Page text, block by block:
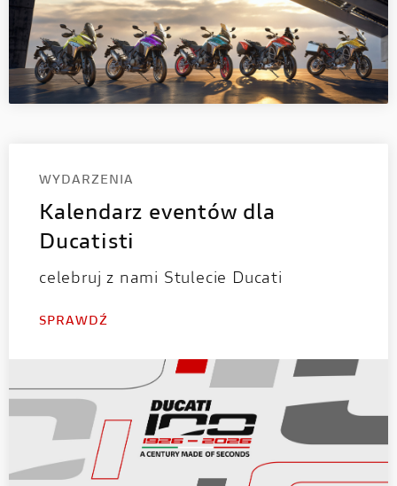
WYDARZENIA
Kalendarz eventów dla
Ducatisti
celebruj z nami Stulecie Ducati
SPRAWDŹ